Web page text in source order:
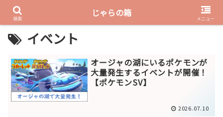
PR
イベント
オージャの湖にいるポケモンが
大量発生するイベントが開催！
【ポケモンSV】
2026.07.10
検索
じゃらの箱
メニュー